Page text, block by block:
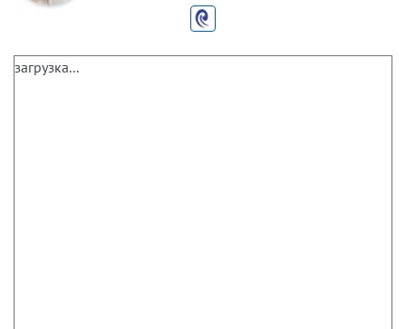
загрузка...